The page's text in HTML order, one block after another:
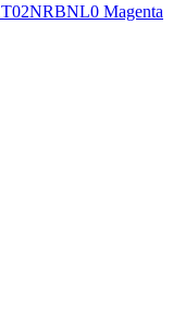
Magenta